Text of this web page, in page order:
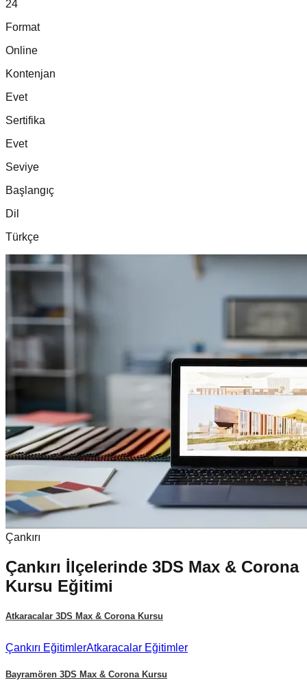
24
Format
Online
Kontenjan
Evet
Sertifika
Evet
Seviye
Başlangıç
Dil
Türkçe
Çankırı
Çankırı İlçelerinde 3DS Max & Corona
Kursu Eğitimi
Atkaracalar 3DS Max & Corona Kursu
Çankırı EğitimlerAtkaracalar Eğitimler
Bayramören 3DS Max & Corona Kursu